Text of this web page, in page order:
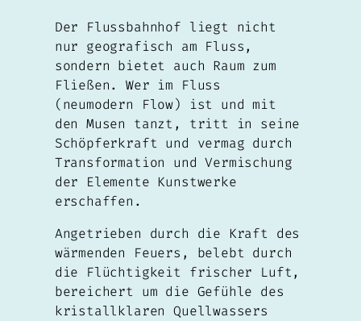
Der Flussbahnhof liegt nicht
nur geografisch am Fluss,
sondern bietet auch Raum zum
Fließen. Wer im Fluss
(neumodern Flow) ist und mit
den Musen tanzt, tritt in seine
Schöpferkraft und vermag durch
Transformation und Vermischung
der Elemente Kunstwerke
erschaffen.
Angetrieben durch die Kraft des
wärmenden Feuers, belebt durch
die Flüchtigkeit frischer Luft,
bereichert um die Gefühle des
kristallklaren Quellwassers